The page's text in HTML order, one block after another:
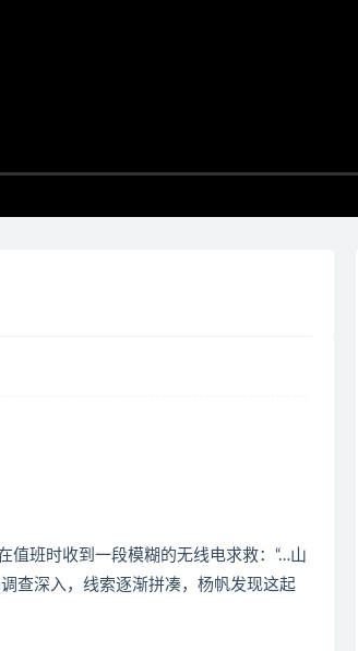
值班时收到一段模糊的无线电求救：“…山
查深入，线索逐渐拼凑，杨帆发现这起